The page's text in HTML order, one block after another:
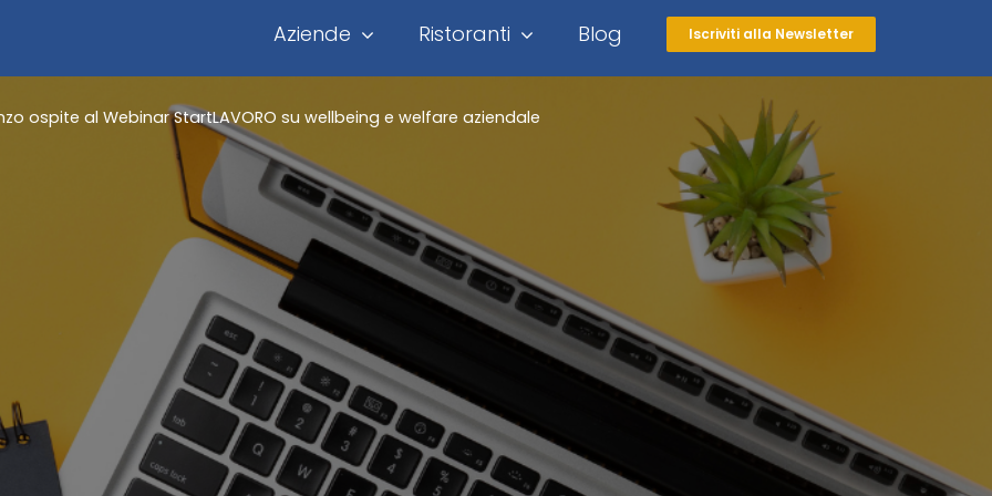
Aziende Ristoranti Blog Iscriviti alla Newsletter
ospite al Webinar StartLAVORO su wellbeing e welfare aziendale